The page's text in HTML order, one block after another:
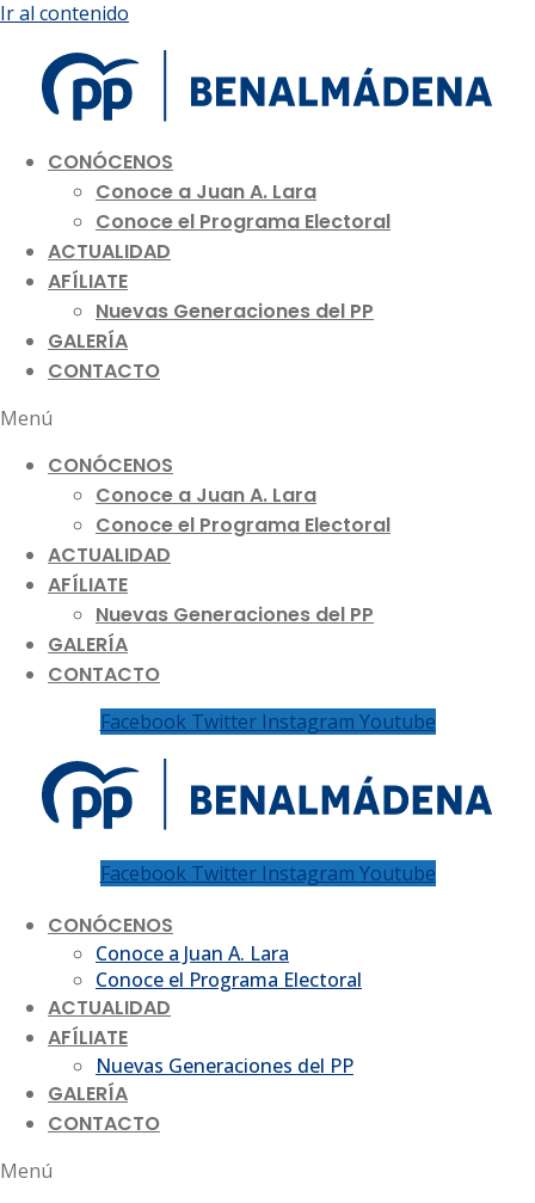
Ir al contenido
CONÓCENOS
Conoce a Juan A. Lara
Conoce el Programa Electoral
ACTUALIDAD
AFÍLIATE
Nuevas Generaciones del PP
GALERÍA
CONTACTO
Menú
CONÓCENOS
Conoce a Juan A. Lara
Conoce el Programa Electoral
ACTUALIDAD
AFÍLIATE
Nuevas Generaciones del PP
GALERÍA
CONTACTO
Facebook Twitter Instagram Youtube
Facebook Twitter Instagram Youtube
CONÓCENOS
Conoce a Juan A. Lara
Conoce el Programa Electoral
ACTUALIDAD
AFÍLIATE
Nuevas Generaciones del PP
GALERÍA
CONTACTO
Menú